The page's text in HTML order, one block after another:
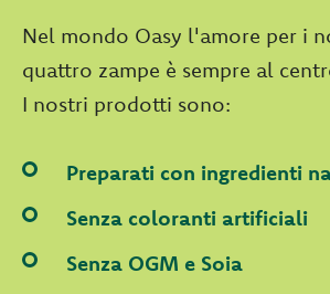
Nel mondo Oasy l'amore per i
quattro zampe è sempre al
I nostri prodotti sono:
Preparati con ingredienti
Senza coloranti artificiali
Senza OGM e Soia